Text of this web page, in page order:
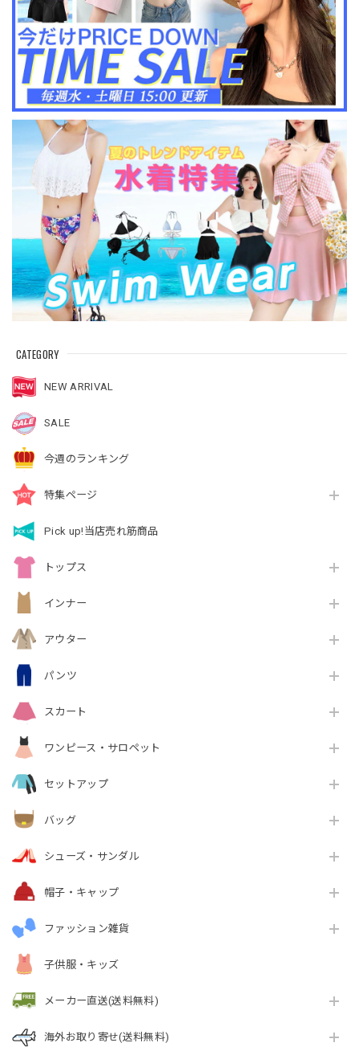
CATEGORY
NEW ARRIVAL
SALE
今週のランキング
特集ページ
Pick up!当店売れ筋商品
トップス
インナー
アウター
パンツ
スカート
ワンピース・サロペット
セットアップ
バッグ
シューズ・サンダル
帽子・キャップ
ファッション雑貨
子供服・キッズ
メーカー直送(送料無料)
海外お取り寄せ(送料無料)